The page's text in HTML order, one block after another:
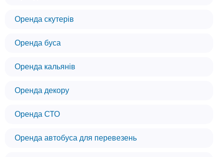
Оренда скутерів
Оренда буса
Оренда кальянів
Оренда декору
Оренда СТО
Оренда автобуса для перевезень